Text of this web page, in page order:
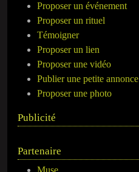
Proposer un événement
Proposer un rituel
Témoigner
Proposer un lien
Proposer une vidéo
Publier une petite annonce
Proposer une photo
Publicité
Partenaire
Muse